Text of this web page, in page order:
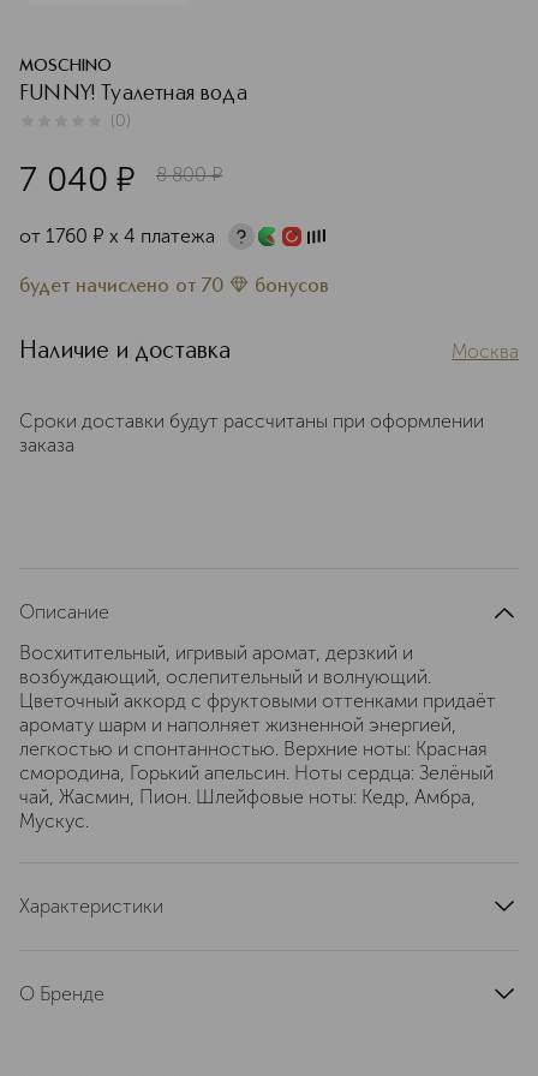
MOSCHINO
FUNNY! Туалетная вода
(0)
7 040 ¤ 8 800 ¤
от 1760 ¤ х 4 платежа
будет начислено от 70 бонусов
Наличие и доставка Москва
Сроки доставки будут рассчитаны при оформлении
заказа
Описание
Восхитительный, игривый аромат, дерзкий и
возбуждающий, ослепительный и волнующий.
Цветочный аккорд с фруктовыми оттенками придаёт
аромату шарм и наполняет жизненной энергией,
легкостью и спонтанностью. Верхние ноты: Красная
смородина, Горький апельсин. Ноты сердца: Зелёный
чай, Жасмин, Пион. Шлейфовые ноты: Кедр, Амбра,
Мускус.
Характеристики
верхние ноты
апельсин, красная смородина, розовый перец
О Бренде